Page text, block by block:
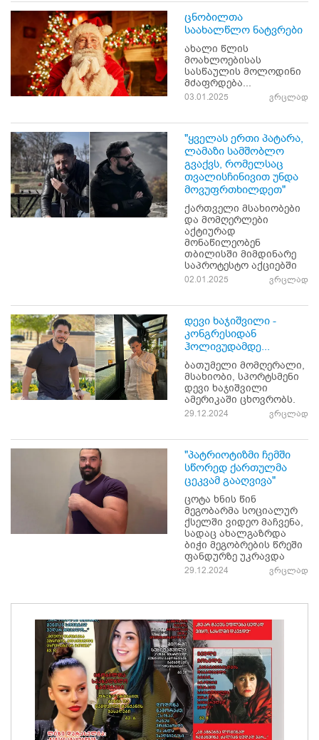
ცნობილთა
საახალწლო ნატვრები
ახალი წლის
მოახლოებისას
სასწაულის მოლოდინი
მძაფრდება...
03.01.2025 ვრცლად
"ყველას ერთი პატარა,
ლამაზი სამშობლო
გვაქვს, რომელსაც
თვალისჩინივით უნდა
მოვუფრთხილდეთ"
ქართველი მსახიობები
და მომღერლები
აქტიურად
მონაწილეობენ
თბილისში მიმდინარე
საპროტესტო აქციებში
02.01.2025 ვრცლად
დევი ხაჯიშვილი -
კონგრესიდან
ჰოლივუდამდე...
ბათუმელი მომღერალი,
მსახიობი, სპორტსმენი
დევი ხაჯიშვილი
ამერიკაში ცხოვრობს.
29.12.2024 ვრცლად
"პატრიოტიზმი ჩემში
სწორედ ქართულმა
ცეკვამ გააღვივა"
ცოტა ხნის წინ
მეგობარმა სოციალურ
ქსელში ვიდეო მაჩვენა,
სადაც ახალგაზრდა
ბიჭი მეგობრების წრეში
ფანდურზე უკრავდა
29.12.2024 ვრცლად